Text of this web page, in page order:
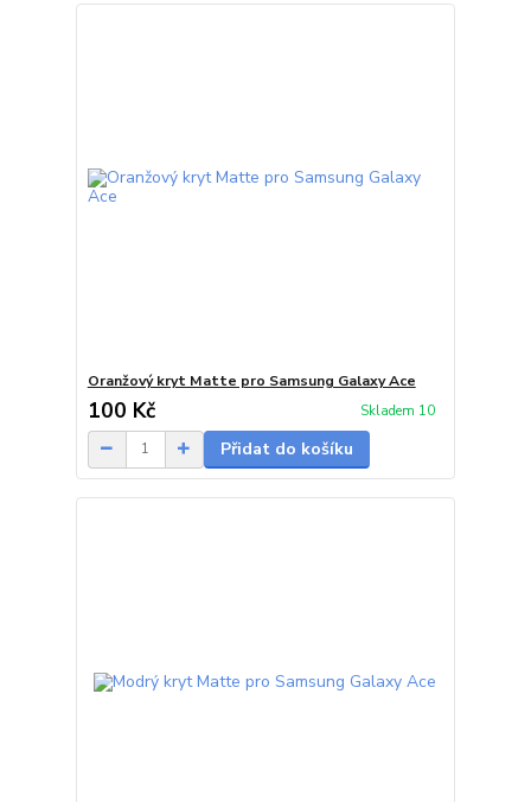
Oranžový kryt Matte pro Samsung Galaxy Ace
100 Kč Skladem 10
Přidat do košíku